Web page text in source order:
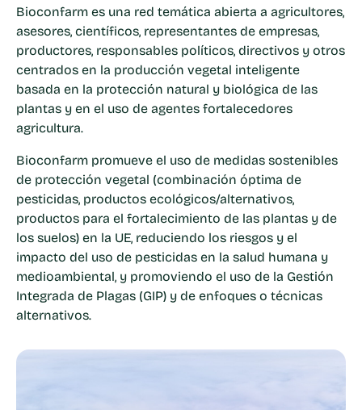
Bioconfarm es una red temática abierta a agricultores,
asesores, científicos, representantes de empresas,
productores, responsables políticos, directivos y otros
centrados en la producción vegetal inteligente
basada en la protección natural y biológica de las
plantas y en el uso de agentes fortalecedores
agricultura.
Bioconfarm promueve el uso de medidas sostenibles
de protección vegetal (combinación óptima de
pesticidas, productos ecológicos/alternativos,
productos para el fortalecimiento de las plantas y de
los suelos) en la UE, reduciendo los riesgos y el
impacto del uso de pesticidas en la salud humana y
medioambiental, y promoviendo el uso de la Gestión
Integrada de Plagas (GIP) y de enfoques o técnicas
alternativos.